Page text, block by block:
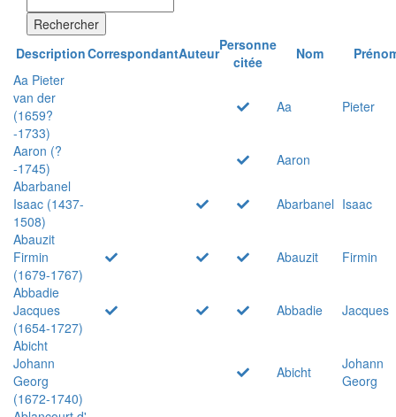
Rechercher
DescriptionCorrespondantAuteurPersonne
citée
Nom
Aa Pieter
van der
(1659?
-1733)
Aa Pieter
Aaron (?
-1745)
Aaron
Abarbanel
Isaac (1437-
1508)
Abarbanel Isaac
Abauzit
Firmin
(1679-1767)
Abauzit
Firmin
Abbadie
Jacques
(1654-1727)
Abbadie
Jacques
Abicht
Johann
Georg
(1672-1740)
Abicht
Johann
Georg